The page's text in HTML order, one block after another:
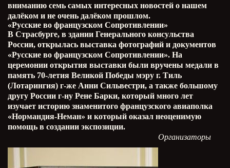
вниманию семь самых интересных новостей о нашем
далёком и не очень далёком прошлом.
«Русские во французском Сопротивлении»
В Страсбурге, в здании Генерального консульства
России, открылась выставка фотографий и документов
«Русские во французском Сопротивлении». На
церемонии открытия выставки были вручены медали в
память 70-летия Великой Победы мэру г. Тиль
(Лотарингия) г-же Анни Сильвестри, а также большому
другу России г-ну Рене Барки, который много лет
изучает историю знаменитого французского авиаполка
«Нормандия-Неман» и который оказал неоценимую
помощь в создании экспозиции.
Организаторы